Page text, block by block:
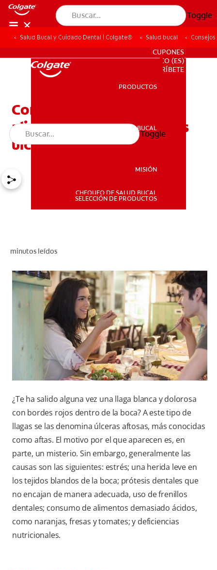
Toggle
SALUD BUCAL
PARA PROFESIONALES
CUPONES
CO (ES)
SUSCRÍBETE
PARA PROFESIONALES
CUPONES
CO (ES)
SUSCRÍBETE
PRODUCTOS
SALUD BUCAL
MISIÓN
CHEQUEO DE SALUD BUCAL
SELECCIÓN DE PRODUCTOS
Toggle
Salud Bucal y Cuidado Dental | Colgate® Salud bucal
Consejos para tratar y
aliviar las molestias de las
úlceras bucales
minutos leídos
¿Te ha salido alguna vez una llaga blanca y dolorosa
con bordes rojos dentro de la boca? A este tipo de
llagas se las denomina úlceras aftosas, más conocidas
como aftas. El motivo por el que aparecen es, en
parte, un misterio. Sin embargo, generalmente las
causas son las siguientes: estrés; una herida leve en
los tejidos blandos de la boca; prótesis dentales que
no encajan de manera adecuada, uso de frenillos
dentales; consumo de alimentos demasiado ácidos,
como naranjas, fresas y tomates; y deficiencias
nutricionales.